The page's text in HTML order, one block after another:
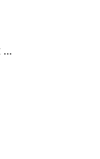
Verwijdert de metaal-ionen die in het water aanwezig zijnBeperkt de verschijning van vlekken die voorkomen door de aanwezigheid van metalen.